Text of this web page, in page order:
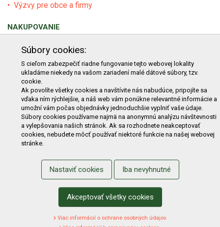
Výzvy pre obce a firmy
NAKUPOVANIE
Obchodné podmienky
Reklamačný poriadok
Reklamačný protokol
Odstúpenie od kúpy
Protokol na odstúpenie od kúpy
Alternatívne riešenie sporu
Ochrana osobných údajov
Používanie cookies
Nákup na splátky
ZÁKAZNÍK
Prihlásenie
Zmena hesla
Prihlasiť sa na odber noviniek
Nastavenie cookies
Podmienky zadávania hodnotení
Odstúpenie od zmluvy online
Súbory cookies:
S cieľom zabezpečiť riadne fungovanie tejto webovej lokality
ukladáme niekedy na vašom zariadení malé dátové súbory, tzv.
cookie.
Ak povolíte všetky cookies a navštívite nás nabudúce, pripojíte sa
vďaka ním rýchlejšie, a náš web vám ponúkne relevantné informácie a
umožní vám počas objednávky jednoduchšie vyplniť vaše údaje.
Súbory cookies používame najmä na anonymnú analýzu návštevnosti
a vylepšovania našich stránok. Ak sa rozhodnete neakceptovať
cookies, nebudete môcť používať niektoré funkcie na našej webovej
stránke.
Nastaviť cookies Iba nevyhnutné
Akceptovať všetky cookies
Viac informácií o ochrane osobných údajov.